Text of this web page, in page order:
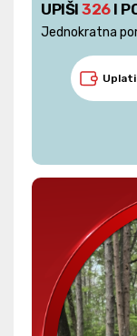
UPIŠI326I
Jednokratna